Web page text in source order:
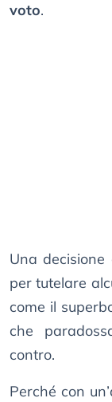
voto.
Una
per tutelare
come il
che
contro.
Perché con